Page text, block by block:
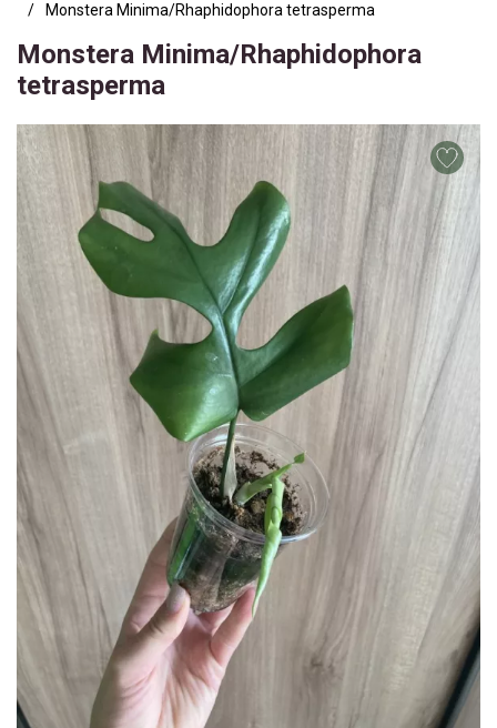
Monstera Minima/Rhaphidophora tetrasperma
Monstera Minima/Rhaphidophora
tetrasperma